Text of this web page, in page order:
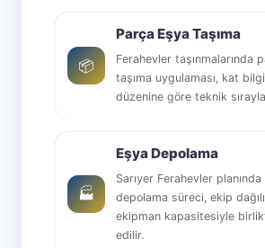
📦
Parça Eşya Taşıma
Ferahevler taşınmalarında
taşıma uygulaması, kat
düzenine göre teknik
🏭
Eşya Depolama
Sarıyer Ferahevler planında
depolama süreci, ekip
ekipman kapasitesiyle
edilir.